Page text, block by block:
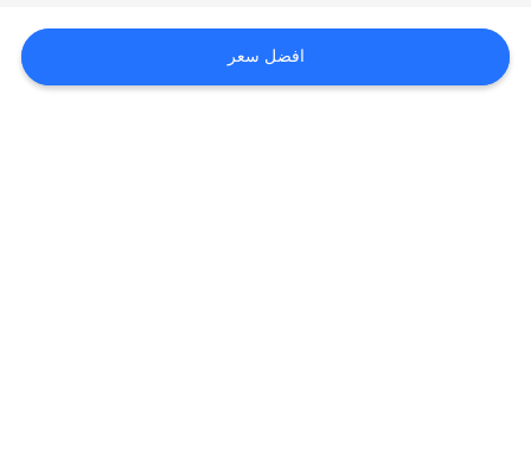
سياسة
الخصوصية
افضل سعر